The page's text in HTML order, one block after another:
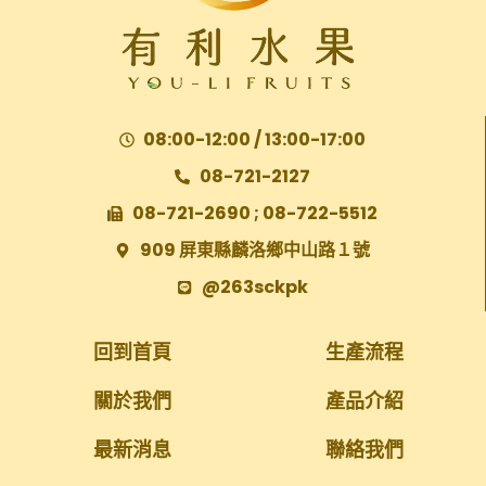
08:00-12:00 / 13:00-17:00
08-721-2127
08-721-2690 ; 08-722-5512
909 屏東縣麟洛鄉中山路１號
@263sckpk
回到首頁
關於我們
最新消息
生產流程
產品介紹
聯絡我們